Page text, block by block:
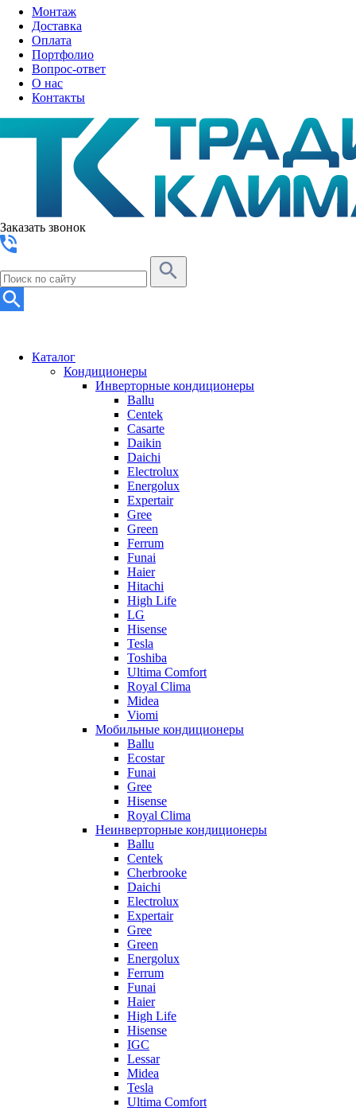
Монтаж
Доставка
Оплата
Портфолио
Вопрос-ответ
О нас
Контакты
Заказать звонок
Каталог
Кондиционеры
Инверторные кондиционеры
Ballu
Centek
Casarte
Daikin
Daichi
Electrolux
Energolux
Expertair
Gree
Green
Ferrum
Funai
Haier
Hitachi
High Life
LG
Hisense
Tesla
Toshiba
Ultima Comfort
Royal Clima
Midea
Viomi
Мобильные кондиционеры
Ballu
Ecostar
Funai
Gree
Hisense
Royal Clima
Неинверторные кондиционеры
Ballu
Centek
Cherbrooke
Daichi
Electrolux
Expertair
Gree
Green
Energolux
Ferrum
Funai
Haier
High Life
Hisense
IGC
Lessar
Midea
Tesla
Ultima Comfort